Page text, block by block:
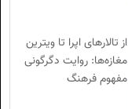
از تالارهای اپرا تا ویترین
مغازه‌ها: روایت دگرگونی
مفهوم فرهنگ